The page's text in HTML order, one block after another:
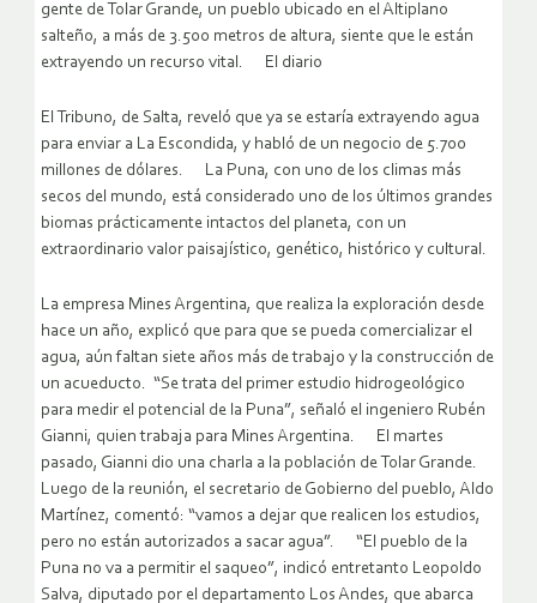
gente de Tolar Grande, un pueblo ubicado en el Altiplano
salteño, a más de 3.500 metros de altura, siente que le están
extrayendo un recurso vital. El diario
El Tribuno, de Salta, reveló que ya se estaría extrayendo agua
para enviar a La Escondida, y habló de un negocio de 5.700
millones de dólares. La Puna, con uno de los climas más
secos del mundo, está considerado uno de los últimos grandes
biomas prácticamente intactos del planeta, con un
extraordinario valor paisajístico, genético, histórico y cultural.
La empresa Mines Argentina, que realiza la exploración desde
hace un año, explicó que para que se pueda comercializar el
agua, aún faltan siete años más de trabajo y la construcción de
un acueducto. “Se trata del primer estudio hidrogeológico
para medir el potencial de la Puna”, señaló el ingeniero Rubén
Gianni, quien trabaja para Mines Argentina. El martes
pasado, Gianni dio una charla a la población de Tolar Grande.
Luego de la reunión, el secretario de Gobierno del pueblo, Aldo
Martínez, comentó: “vamos a dejar que realicen los estudios,
pero no están autorizados a sacar agua”. “El pueblo de la
Puna no va a permitir el saqueo”, indicó entretanto Leopoldo
Salva, diputado por el departamento Los Andes, que abarca